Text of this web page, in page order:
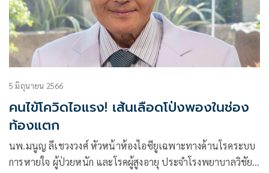
5 มิถุนายน 2566
คนไข้โควิดไอแรง! เส้นเลือดโป่งพองในช่อง
ท้องแตก
นพ.มนูญ ลีเชวงวงศ์ หัวหน้าห้องไอซียูเฉพาะทางด้านโรคระบบ
การหายใจ ผู้ป่วยหนัก และโรคผู้สูงอายุ ประจำโรงพยาบาลวิชัย